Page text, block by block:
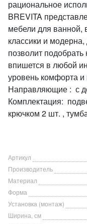
рациональное
BREVITA
мебели для ванной,
классики и
позволит
впишется в любой
уровень комфорта и
Направляющие : с
Комплектация:
крючком 2 шт. ,
Артикул
Производитель
Материал
Форма
Установка (монтаж)
Ширина, см